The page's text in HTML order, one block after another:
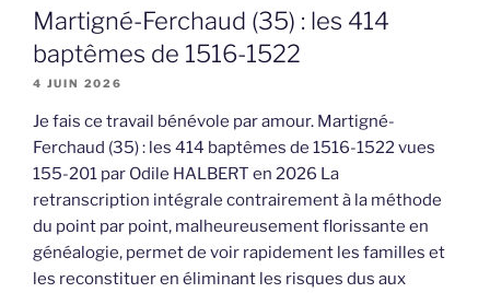
Martigné-Ferchaud (35) : les 414
baptêmes de 1516-1522
4 JUIN 2026
Je fais ce travail bénévole par amour. Martigné-
Ferchaud (35) : les 414 baptêmes de 1516-1522 vues
155-201 par Odile HALBERT en 2026 La
retranscription intégrale contrairement à la méthode
du point par point, malheureusement florissante en
généalogie, permet de voir rapidement les familles et
les reconstituer en éliminant les risques dus aux